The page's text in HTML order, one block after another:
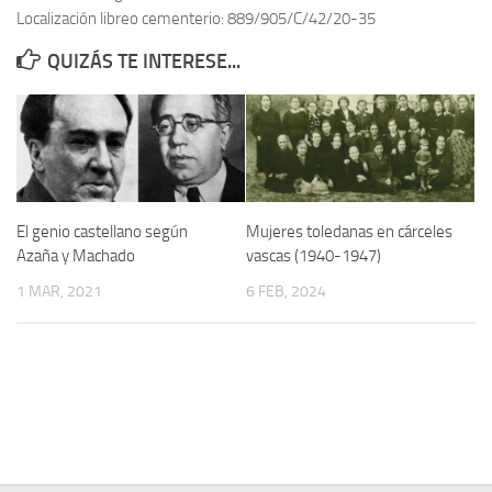
Memoria Histórica
Investigación previa de la represión en Talavera de la Reina (1937-
1947).
Informe Represión en Toledo 1936-1947 | Buscador
Informe de la fosa de abril de 1939 de Tembleque
Enciclopedia Republicana
Localización libreo cementerio: 889/905/C/42/20-35
QUIZÁS TE INTERESE...
El genio castellano según
Azaña y Machado
1 MAR, 2021
Mujeres toledanas en cárceles
vascas (1940-1947)
6 FEB, 2024